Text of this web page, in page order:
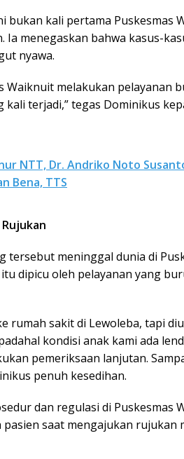
bukan kali pertama Puskesmas
Ia menegaskan bahwa kasus-
nyawa.
Waiknuit melakukan pelayanan
terjadi,” tegas Dominikus
NTT, Dr. Andriko Noto
Bena, TTS
tersebut meninggal dunia di
dipicu oleh pelayanan yang
rumah sakit di Lewoleba, tapi
kondisi anak kami ada
pemeriksaan lanjutan.
penuh kesedihan.
dan regulasi di Puskesmas
saat mengajukan rujukan